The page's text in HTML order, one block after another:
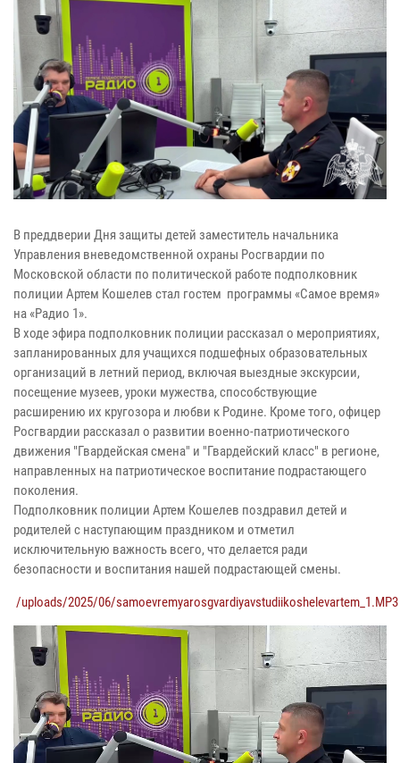
В преддверии Дня защиты детей заместитель начальника
Управления вневедомственной охраны Росгвардии по
Московской области по политической работе подполковник
полиции Артем Кошелев стал гостем программы «Самое время»
на «Радио 1».
В ходе эфира подполковник полиции рассказал о мероприятиях,
запланированных для учащихся подшефных образовательных
организаций в летний период, включая выездные экскурсии,
посещение музеев, уроки мужества, способствующие
расширению их кругозора и любви к Родине. Кроме того, офицер
Росгвардии рассказал о развитии военно-патриотического
движения "Гвардейская смена" и "Гвардейский класс" в регионе,
направленных на патриотическое воспитание подрастающего
поколения.
Подполковник полиции Артем Кошелев поздравил детей и
родителей с наступающим праздником и отметил
исключительную важность всего, что делается ради
безопасности и воспитания нашей подрастающей смены.
/uploads/2025/06/samoevremyarosgvardiyavstudiikoshelevartem_1.MP3